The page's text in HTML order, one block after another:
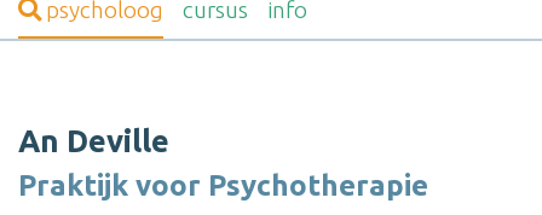
psycholoog cursus info
An Deville
Praktijk voor Psychotherapie